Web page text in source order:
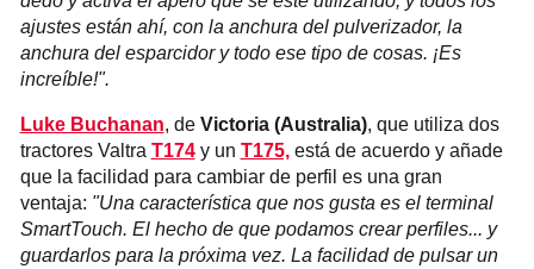
ajustes están ahí, con la anchura del pulverizador, la
anchura del esparcidor y todo ese tipo de cosas. ¡Es
increíble!".
Luke Buchanan, de Victoria (Australia), que utiliza dos
tractores Valtra T174y un T175,está de acuerdo y añade
que la facilidad para cambiar de perfil es una gran
ventaja: "Una característica que nos gusta es el terminal
SmartTouch. El hecho de que podamos crear perfiles... y
guardarlos para la próxima vez. La facilidad de pulsar un